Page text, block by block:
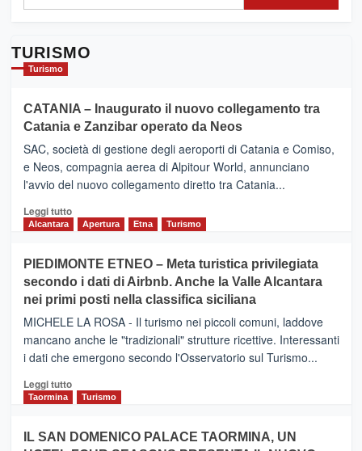
TURISMO
Turismo
CATANIA – Inaugurato il nuovo collegamento tra
Catania e Zanzibar operato da Neos
SAC, società di gestione degli aeroporti di Catania e Comiso,
e Neos, compagnia aerea di Alpitour World, annunciano
l'avvio del nuovo collegamento diretto tra Catania...
Leggi tuttoLeggi
CATANIA
–
Inaugurato
il
nuovo
collegamento
tra
e
Zanzibar
da
Alcantara Apertura Etna Turismo
PIEDIMONTE ETNEO – Meta turistica privilegiata
secondo i dati di Airbnb. Anche la Valle Alcantara
nei primi posti nella classifica siciliana
MICHELE LA ROSA - Il turismo nei piccoli comuni, laddove
mancano anche le "tradizionali" strutture ricettive. Interessanti
i dati che emergono secondo l'Osservatorio sul Turismo...
Leggi tuttoLeggi
PIEDIMONTE
Taormina Turismo
IL SAN DOMENICO PALACE TAORMINA, UN